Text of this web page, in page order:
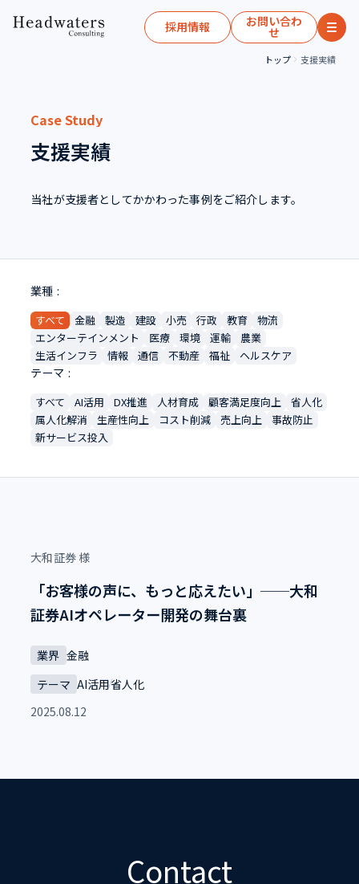
採用情報 お問い合わ
せ
トップ 支援実績
Case Study
支援実績
当社が支援者としてかかわった事例をご紹介します。
業種
すべて 金融 製造 建設 小売 行政 教育
物流
エンターテインメント
医療 環境 運輸
農業
生活インフラ
情報 通信 不動産 福祉 ヘルスケア
テーマ
すべて AI活用 DX推進 人材育成 顧客満足度向上
省人化
属人化解消
生産性向上 コスト削減 売上向上
事故防止
新サービス投入
大和証券 様
「お客様の声に、もっと応えたい」──大和
証券AIオペレーター開発の舞台裏
業界 金融
テーマ AI活用省人化
2025.08.12
Contact